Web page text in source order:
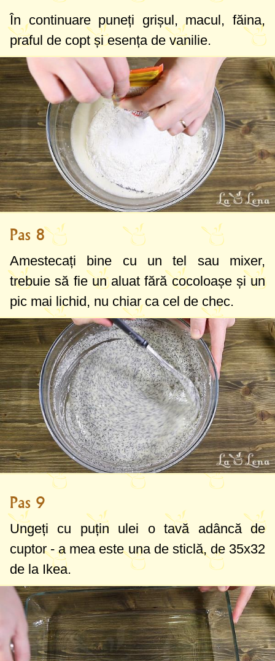
În continuare puneți grișul, macul, făina,
praful de copt și esența de vanilie.
Pas 8
Amestecați bine cu un tel sau mixer,
trebuie să fie un aluat fără cocoloașe și un
pic mai lichid, nu chiar ca cel de chec.
Pas 9
Ungeți cu puțin ulei o tavă adâncă de
cuptor - a mea este una de sticlă, de 35x32
de la Ikea.